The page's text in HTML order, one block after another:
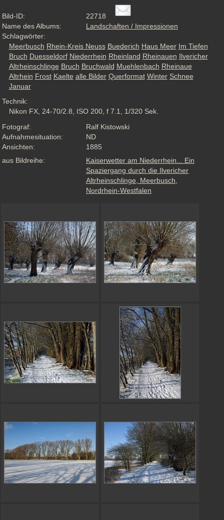
Bild-ID:
22718
Name des Albums:
Landschaften / Impressionen
Schlagwörter:
Meerbusch Rhein-Kreis Neuss Buederich Haus Meer Im Tiefen
Bruch Duesseldorf Niederrhein Rheinland Rheinauen Ilvericher
Altrheinschlinge Bruch Bruchwald Muehlenbach Rheinaue
Altrhein Frost Kaelte alle Bilder Querformat Winter Schnee
Januar
Technik:
Nikon FX, 24-70/2.8, ISO 200, f 7.1, 1/320 Sek.
Fotograf:
Ralf Kistowski
Aufnahmesituation:
ND
Ansichten:
1885
aus Bildreihe:
Kaiserwetter am Niederrhein... Ein
Spaziergang durch die Ilvericher
Altrheinschlinge, Meerbusch,
Nordrhein-Westfalen